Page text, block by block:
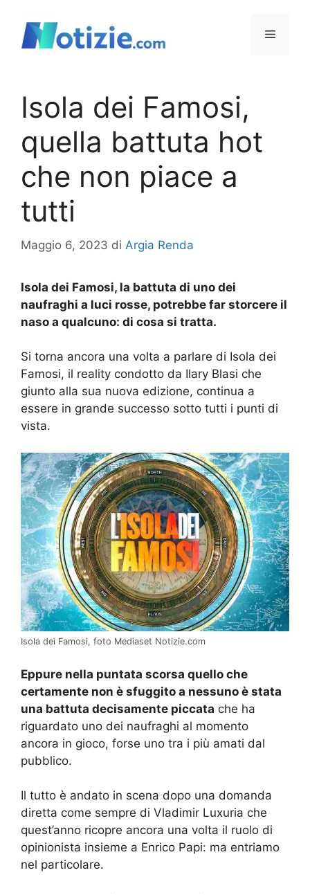
contenuto
Menu
Isola dei Famosi,
quella battuta hot
che non piace a
tutti
Maggio 6, 2023 di Argia Renda
Isola dei Famosi, la battuta di uno dei
naufraghi a luci rosse, potrebbe far storcere il
naso a qualcuno: di cosa si tratta.
Si torna ancora una volta a parlare di Isola dei
Famosi, il reality condotto da Ilary Blasi che
giunto alla sua nuova edizione, continua a
essere in grande successo sotto tutti i punti di
vista.
Isola dei Famosi, foto Mediaset Notizie.com
Eppure nella puntata scorsa quello che
certamente non è sfuggito a nessuno è stata
una battuta decisamente piccata che ha
riguardato uno dei naufraghi al momento
ancora in gioco, forse uno tra i più amati dal
pubblico.
Il tutto è andato in scena dopo una domanda
diretta come sempre di Vladimir Luxuria che
quest’anno ricopre ancora una volta il ruolo di
opinionista insieme a Enrico Papi: ma entriamo
nel particolare.